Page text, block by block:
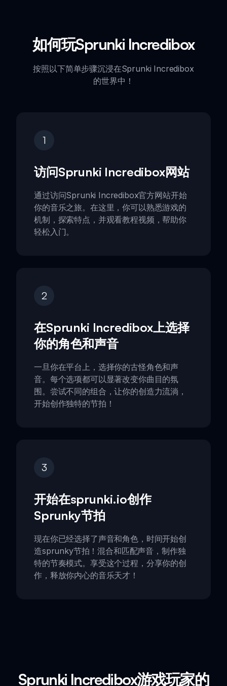
如何玩Sprunki Incredibox
按照以下简单步骤沉浸在Sprunki Incredibox
的世界中！
1
访问Sprunki Incredibox网站
通过访问Sprunki Incredibox官方网站开始
你的音乐之旅。在这里，你可以熟悉游戏的
机制，探索特点，并观看教程视频，帮助你
轻松入门。
2
在Sprunki Incredibox上选择
你的角色和声音
一旦你在平台上，选择你的古怪角色和声
音。每个选项都可以显著改变你曲目的氛
围。尝试不同的组合，让你的创造力流淌，
开始创作独特的节拍！
3
开始在sprunki.io创作
Sprunky节拍
现在你已经选择了声音和角色，时间开始创
造sprunky节拍！混合和匹配声音，制作独
特的节奏模式。享受这个过程，分享你的创
作，释放你内心的音乐天才！
Sprunki Incredibox游戏玩家的